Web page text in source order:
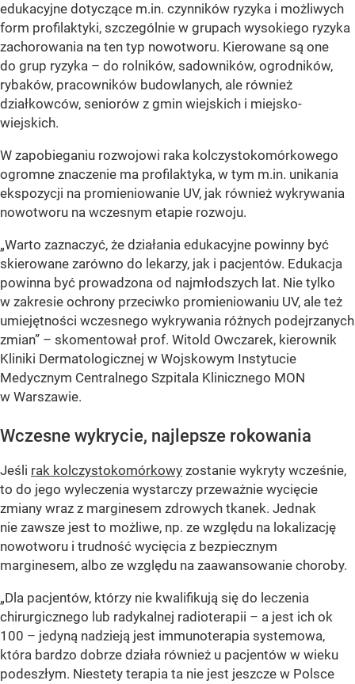
edukacyjne dotyczące m.in. czynników ryzyka i możliwych
form profilaktyki, szczególnie w grupach wysokiego ryzyka
zachorowania na ten typ nowotworu. Kierowane są one
do grup ryzyka – do rolników, sadowników, ogrodników,
rybaków, pracowników budowlanych, ale również
działkowców, seniorów z gmin wiejskich i miejsko-
wiejskich.
W zapobieganiu rozwojowi raka kolczystokomórkowego
ogromne znaczenie ma profilaktyka, w tym m.in. unikania
ekspozycji na promieniowanie UV, jak również wykrywania
nowotworu na wczesnym etapie rozwoju.
„Warto zaznaczyć, że działania edukacyjne powinny być
skierowane zarówno do lekarzy, jak i pacjentów. Edukacja
powinna być prowadzona od najmłodszych lat. Nie tylko
w zakresie ochrony przeciwko promieniowaniu UV, ale też
umiejętności wczesnego wykrywania różnych podejrzanych
zmian” – skomentował prof. Witold Owczarek, kierownik
Kliniki Dermatologicznej w Wojskowym Instytucie
Medycznym Centralnego Szpitala Klinicznego MON
w Warszawie.
Wczesne wykrycie, najlepsze rokowania
Jeśli rak kolczystokomórkowy zostanie wykryty wcześnie,
to do jego wyleczenia wystarczy przeważnie wycięcie
zmiany wraz z marginesem zdrowych tkanek. Jednak
nie zawsze jest to możliwe, np. ze względu na lokalizację
nowotworu i trudność wycięcia z bezpiecznym
marginesem, albo ze względu na zaawansowanie choroby.
„Dla pacjentów, którzy nie kwalifikują się do leczenia
chirurgicznego lub radykalnej radioterapii – a jest ich ok
100 – jedyną nadzieją jest immunoterapia systemowa,
która bardzo dobrze działa również u pacjentów w wieku
podeszłym. Niestety terapia ta nie jest jeszcze w Polsce